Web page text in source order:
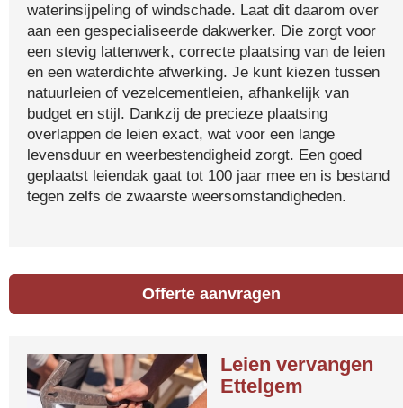
waterinsijpeling of windschade. Laat dit daarom over
aan een gespecialiseerde dakwerker. Die zorgt voor
een stevig lattenwerk, correcte plaatsing van de leien
en een waterdichte afwerking. Je kunt kiezen tussen
natuurleien of vezelcementleien, afhankelijk van
budget en stijl. Dankzij de precieze plaatsing
overlappen de leien exact, wat voor een lange
levensduur en weerbestendigheid zorgt. Een goed
geplaatst leiendak gaat tot 100 jaar mee en is bestand
tegen zelfs de zwaarste weersomstandigheden.
Offerte aanvragen
Leien vervangen
Ettelgem